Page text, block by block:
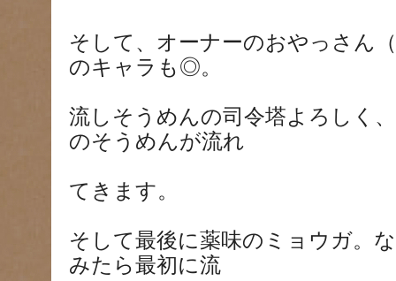
そして、オーナーのおやっさん
のキャラも◎。
流しそうめんの司令塔よろしく
のそうめんが流れ
てきます。
そして最後に薬味のミョウガ。
みたら最初に流